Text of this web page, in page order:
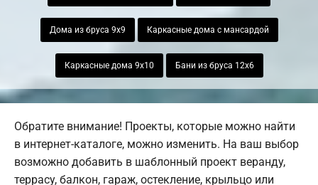
Дома из бруса 9х9 Каркасные дома с мансардой
Каркасные дома 9х10 Бани из бруса 12х6
Обратите внимание! Проекты, которые можно найти
в интернет-каталоге, можно изменить. На ваш выбор
возможно добавить в шаблонный проект веранду,
террасу, балкон, гараж, остекление, крыльцо или